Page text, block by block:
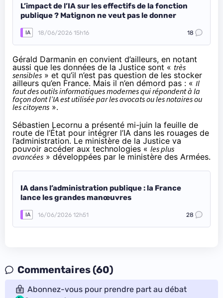
L’impact de l’IA sur les effectifs de la fonction
publique ? Matignon ne veut pas le donner
IA 18/06/2026 15h16 18
Gérald Darmanin en convient d’ailleurs, en notant
aussi que les données de la Justice sont « très
sensibles » et qu’il n’est pas question de les stocker
ailleurs qu’en France. Mais il n’en démord pas : « Il
faut des outils informatiques modernes qui répondent à la
façon dont l’IA est utilisée par les avocats ou les notaires ou
les citoyens ».
Sébastien Lecornu a présenté mi-juin la feuille de
route de l’État pour intégrer l’IA dans les rouages de
l’administration. Le ministère de la Justice va
pouvoir accéder aux technologies « les plus
avancées » développées par le ministère des Armées.
IA dans l’administration publique : la France
lance les grandes manœuvres
IA 16/06/2026 12h51 28
Commentaires (60)
Abonnez-vous pour prendre part au débat